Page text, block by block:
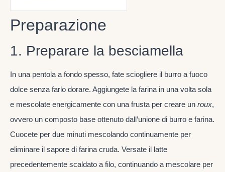
Preparazione
1. Preparare la besciamella
In una pentola a fondo spesso, fate sciogliere il burro a fuoco
dolce senza farlo dorare. Aggiungete la farina in una volta sola
e mescolate energicamente con una frusta per creare un roux,
ovvero un composto base ottenuto dall’unione di burro e farina.
Cuocete per due minuti mescolando continuamente per
eliminare il sapore di farina cruda. Versate il latte
precedentemente scaldato a filo, continuando a mescolare per